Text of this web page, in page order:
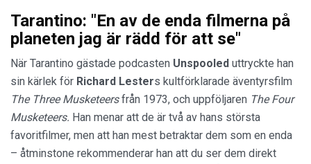
Tarantino: "En av de enda filmerna på
planeten jag är rädd för att se"
När Tarantino gästade podcasten Unspooled uttryckte han
sin kärlek för Richard Lesters kultförklarade äventyrsfilm
The Three Musketeersfrån 1973, och uppföljaren The Four
Musketeers. Han menar att de är två av hans största
favoritfilmer, men att han mest betraktar dem som en enda
– åtminstone rekommenderar han att du ser dem direkt